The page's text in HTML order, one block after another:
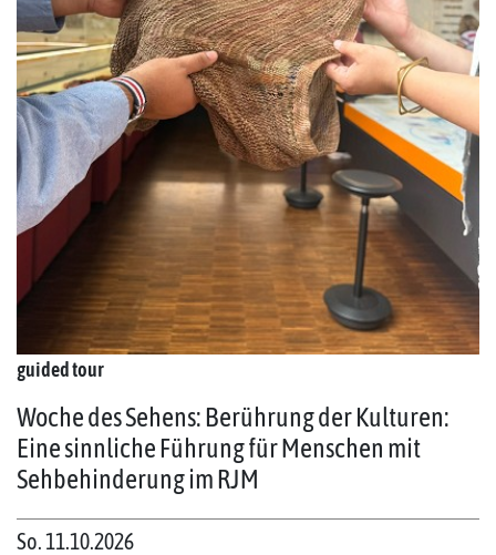
guided tour
Woche des Sehens: Berührung der Kulturen:
Eine sinnliche Führung für Menschen mit
Sehbehinderung im RJM
So. 11.10.2026